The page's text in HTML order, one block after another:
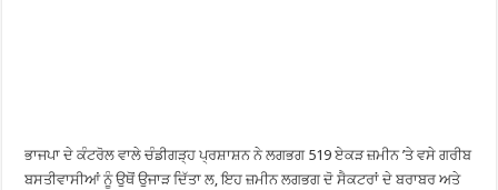
ਭਾਜਪਾ ਦੇ ਕੰਟਰੋਲ ਵਾਲੇ ਚੰਡੀਗੜ੍ਹ ਪ੍ਰਸ਼ਾਸ਼ਨ ਨੇ ਲਗਭਗ 519 ਏਕੜ ਜ਼ਮੀਨ ’ਤੇ ਵਸੇ ਗਰੀਬ
ਬਸਤੀਵਾਸੀਆਂ ਨੂੰ ਉਥੋਂ ਉਜਾੜ ਦਿੱਤਾ ਲ, ਇਹ ਜ਼ਮੀਨ ਲਗਭਗ ਦੋ ਸੈਕਟਰਾਂ ਦੇ ਬਰਾਬਰ ਅਤੇ